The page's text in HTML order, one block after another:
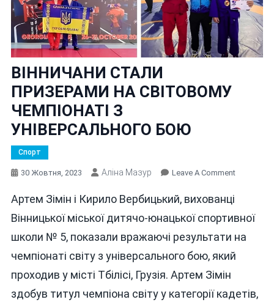
ВІННИЧАНИ СТАЛИ
ПРИЗЕРАМИ НА СВІТОВОМУ
ЧЕМПІОНАТІ З
УНІВЕРСАЛЬНОГО БОЮ
Спорт
30 Жовтня, 2023 Аліна Мазур Leave A CommentOn
БОЮ
Артем Зімін і Кирило Вербицький, вихованці
Вінницької міської дитячо-юнацької спортивної
школи № 5, показали вражаючі результати на
чемпіонаті світу з універсального бою, який
проходив у місті Тбілісі, Грузія. Артем Зімін
здобув титул чемпіона світу у категорії кадетів,